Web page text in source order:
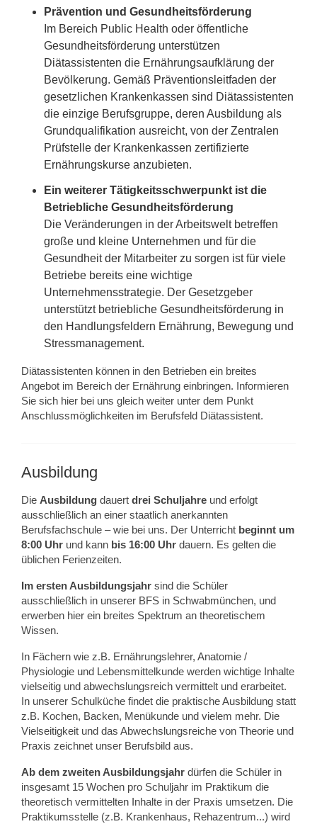
Prävention und Gesundheitsförderung
Im Bereich Public Health oder öffentliche
Gesundheitsförderung unterstützen
Diätassistenten die Ernährungsaufklärung der
Bevölkerung. Gemäß Präventionsleitfaden der
gesetzlichen Krankenkassen sind Diätassistenten
die einzige Berufsgruppe, deren Ausbildung als
Grundqualifikation ausreicht, von der Zentralen
Prüfstelle der Krankenkassen zertifizierte
Ernährungskurse anzubieten.
Ein weiterer Tätigkeitsschwerpunkt ist die
Betriebliche Gesundheitsförderung
Die Veränderungen in der Arbeitswelt betreffen
große und kleine Unternehmen und für die
Gesundheit der Mitarbeiter zu sorgen ist für viele
Betriebe bereits eine wichtige
Unternehmensstrategie. Der Gesetzgeber
unterstützt betriebliche Gesundheitsförderung in
den Handlungsfeldern Ernährung, Bewegung und
Stressmanagement.
Diätassistenten können in den Betrieben ein breites
Angebot im Bereich der Ernährung einbringen. Informieren
Sie sich hier bei uns gleich weiter unter dem Punkt
Anschlussmöglichkeiten im Berufsfeld Diätassistent.
Ausbildung
Die Ausbildung dauert drei Schuljahre und erfolgt
ausschließlich an einer staatlich anerkannten
Berufsfachschule – wie bei uns. Der Unterricht beginnt um
8:00 Uhr und kann bis 16:00 Uhr dauern. Es gelten die
üblichen Ferienzeiten.
Im ersten Ausbildungsjahr sind die Schüler
ausschließlich in unserer BFS in Schwabmünchen, und
erwerben hier ein breites Spektrum an theoretischem
Wissen.
In Fächern wie z.B. Ernährungslehrer, Anatomie /
Physiologie und Lebensmittelkunde werden wichtige Inhalte
vielseitig und abwechslungsreich vermittelt und erarbeitet.
In unserer Schulküche findet die praktische Ausbildung statt
z.B. Kochen, Backen, Menükunde und vielem mehr. Die
Vielseitigkeit und das Abwechslungsreiche von Theorie und
Praxis zeichnet unser Berufsbild aus.
Ab dem zweiten Ausbildungsjahr dürfen die Schüler in
insgesamt 15 Wochen pro Schuljahr im Praktikum die
theoretisch vermittelten Inhalte in der Praxis umsetzen. Die
Praktikumsstelle (z.B. Krankenhaus, Rehazentrum...) wird